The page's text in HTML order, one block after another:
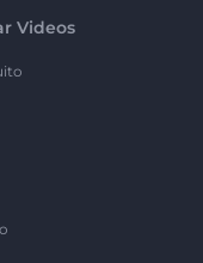
Videos